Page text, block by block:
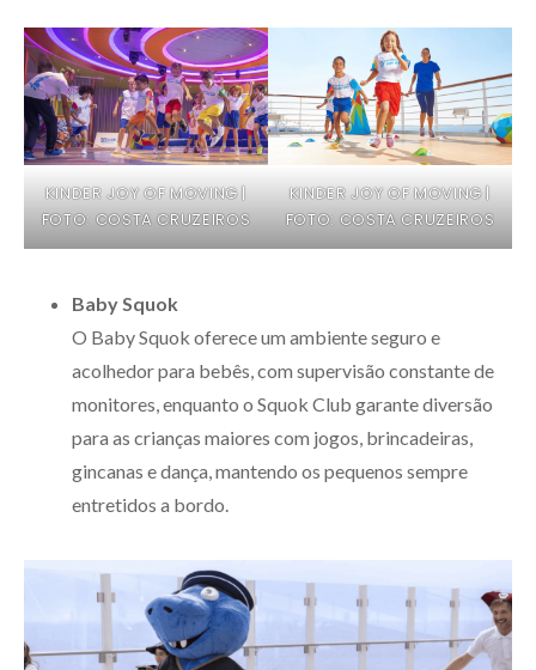
KINDER JOY OF MOVING |
FOTO: COSTA CRUZEIROS
KINDER JOY OF MOVING |
FOTO: COSTA CRUZEIROS
Baby Squok
O Baby Squok oferece um ambiente seguro e
acolhedor para bebês, com supervisão constante de
monitores, enquanto o Squok Club garante diversão
para as crianças maiores com jogos, brincadeiras,
gincanas e dança, mantendo os pequenos sempre
entretidos a bordo.